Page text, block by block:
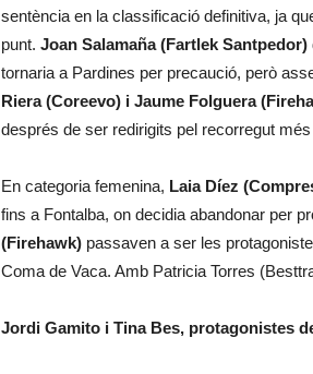
sentència en la classificació definitiva, ja
punt. Joan Salamaña (Fartlek Santpedor)
tornaria a Pardines per precaució, però
Riera (Coreevo) i Jaume Folguera
després de ser redirigits pel recorregut
En categoria femenina, Laia Díez
fins a Fontalba, on decidia abandonar per
(Firehawk) passaven a ser les
Coma de Vaca. Amb Patricia Torres
Jordi Gamito i Tina Bes, protagonistes